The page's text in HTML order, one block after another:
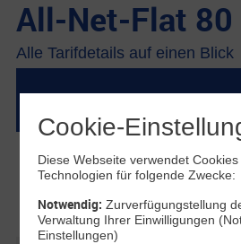
All-Net-Flat 80
Alle Tarifdetails auf einen Blick
Tarifdetails
Telefon-Flat ins deutsche
deutschen Mobilfunknetze
Flat Telefonie(0ct/Min.)
Cookie-
Diese Webseite verwendet
Technologien für folgende Zwecke:
Notwendig: Zurverfügungstellung
Verwaltung Ihrer Einwilligungen
Einstellungen)